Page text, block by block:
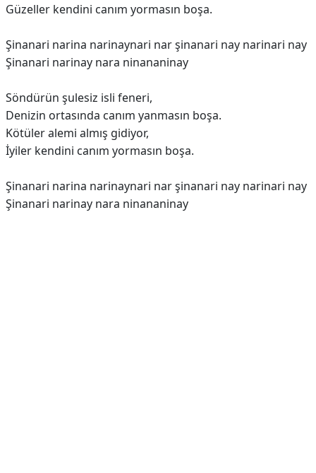
Güzeller kendini canım yormasın boşa.
Şinanari narina narinaynari nar şinanari nay narinari nay
Şinanari narinay nara ninananinay
Söndürün şulesiz isli feneri,
Denizin ortasında canım yanmasın boşa.
Kötüler alemi almış gidiyor,
İyiler kendini canım yormasın boşa.
Şinanari narina narinaynari nar şinanari nay narinari nay
Şinanari narinay nara ninananinay